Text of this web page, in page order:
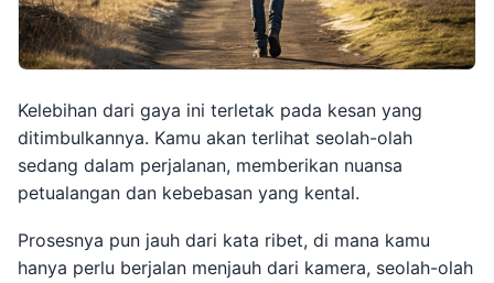
Kelebihan dari gaya ini terletak pada kesan yang
ditimbulkannya. Kamu akan terlihat seolah-olah
sedang dalam perjalanan, memberikan nuansa
petualangan dan kebebasan yang kental.
Prosesnya pun jauh dari kata ribet, di mana kamu
hanya perlu berjalan menjauh dari kamera, seolah-olah